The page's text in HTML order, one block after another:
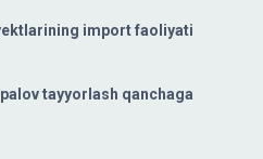
import faoliyati
tayyorlash qanchaga